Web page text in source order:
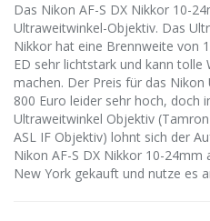
Das Nikon AF-S DX Nikkor 10-
Ultraweitwinkel-Objektiv. Das
Nikkor hat eine Brennweite von
ED sehr lichtstark und kann tolle
machen. Der Preis für das
800 Euro leider sehr hoch, doch
Ultraweitwinkel Objektiv
ASL IF Objektiv) lohnt sich der
Nikon AF-S DX Nikkor 10-
New York gekauft und nutze es